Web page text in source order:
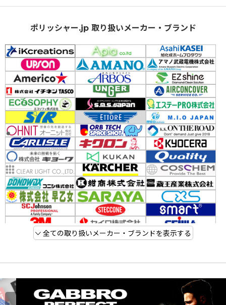
ポリッシャー.jp 取り扱いメーカー・ブランド
全ての取り扱いメーカー・ブランドを表示する